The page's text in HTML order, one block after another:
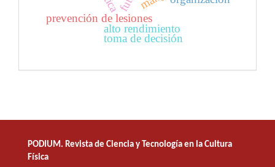
prevención de lesiones
alto rendimiento
toma de decisión
PODIUM. Revista de Ciencia y Tecnología en la Cultura
Física